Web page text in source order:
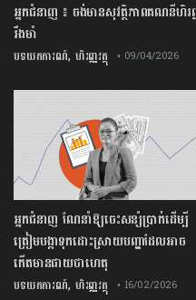
អ្នកជំនាញ ៖ ចង់មានសុវត្ថិភាពគណនីហិរញ្
រឹងមាំ
បទយកការណ៍, ហិរញ្ញវត្ថុ • 09/04/2026
អ្នកជំនាញ ណែនាំឱ្យចេះសន្សំប្រាក់ដើម្បី
ត្រៀមបង្កាទុកដោះស្រាយបញ្ហាដែលអាច
កើតមានជាយថាហេតុ
បទយកការណ៍, ហិរញ្ញវត្ថុ • 16/02/2026